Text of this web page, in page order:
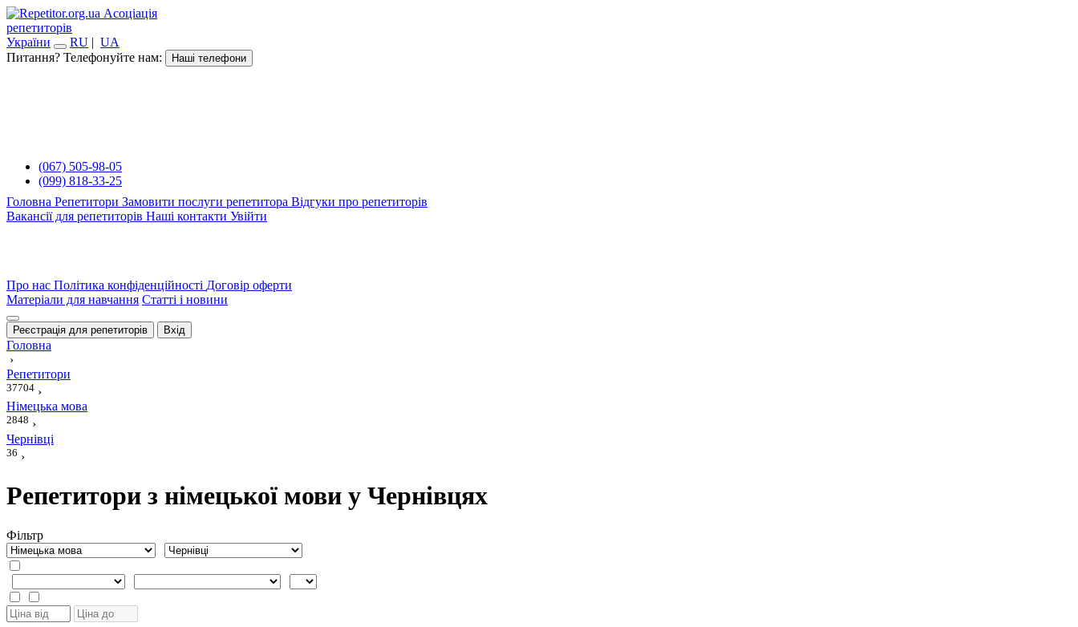
Асоціація
репетиторів
України
RU | UA
Питання? Телефонуйте нам:
Наші телефони
(067) 505-98-05
(099) 818-33-25
Головна Репетитори Замовити послуги репетитора Відгуки про репетиторів
Вакансії для репетиторів Наші контакти Увійти
Про нас Політика конфіденційності Договір оферти
Матеріали для навчання Статті і новини
Реєстрація для репетиторів Вхід
Головна
›
Репетитори
37704 ›
Німецька мова
2848 ›
Чернівці
36 ›
Репетитори з німецької мови у Чернівцях
Фiльтр